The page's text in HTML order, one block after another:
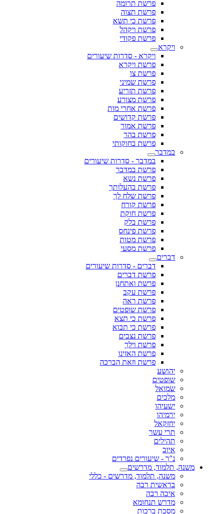
פרשת תרומה
פרשת תצוה
פרשת כי תשא
פרשת ויקהל
פרשת פקודי
ויקרא
ויקרא - סדרות שיעורים
פרשת ויקרא
פרשת צו
פרשת שמיני
פרשת תזריע
פרשת מצורע
פרשת אחרי מות
פרשת קדושים
פרשת אמור
פרשת בהר
פרשת בחוקותי
במדבר
במדבר - סדרות שיעורים
פרשת במדבר
פרשת נשא
פרשת בהעלותך
פרשת שלח לך
פרשת קורח
פרשת חוקת
פרשת בלק
פרשת פינחס
פרשת מטות
פרשת מסעי
דברים
דברים - סדרות שיעורים
פרשת דברים
פרשת ואתחנן
פרשת עקב
פרשת ראה
פרשת שופטים
פרשת כי תצא
פרשת כי תבוא
פרשת נצבים
פרשת וילך
פרשת האזינו
פרשת וזאת הברכה
יהושע
שופטים
שמואל
מלכים
ישעיהו
ירמיהו
יחזקאל
תרי עשר
תהילים
איוב
נ"ך - שיעורים נפרדים
משנה, תלמוד, מדרשים
משנה, תלמוד, מדרשים - כללי
בראשית רבה
איכה רבה
מדרש תנחומא
מסכת ברכות